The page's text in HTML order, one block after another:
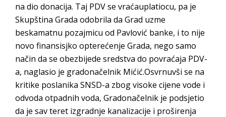
na dio donacija. Taj PDV se vraćauplatiocu, pa je
Skupština Grada odobrila da Grad uzme
beskamatnu pozajmicu od Pavlović banke, i to nije
novo finansisjko opterećenje Grada, nego samo
način da se obezbijede sredstva do povraćaja PDV-
a, naglasio je gradonačelnik Mićić.Osvrnuvši se na
kritike poslanika SNSD-a zbog visoke cijene vode i
odvoda otpadnih voda, Gradonačelnik je podsjetio
da je sav teret izgradnje kanalizacije i proširenja